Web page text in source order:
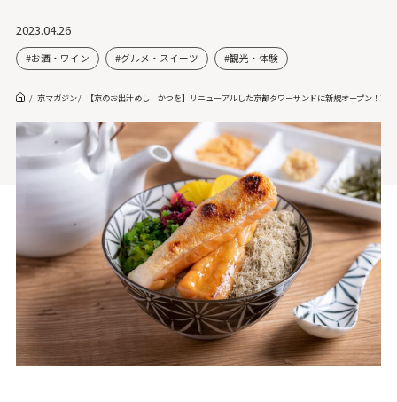
2023.04.26
お酒・ワイン グルメ・スイーツ 観光・体験
京マガジン 【京のお出汁めし かつを】リニューアルした京都タワーサンドに新規オープン！京